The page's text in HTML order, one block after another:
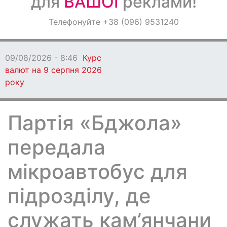
ОголошенняТелефонуйте +38 (096) 9531240
09/08/2026 - 8:46 Курс
валют на 9 серпня 2026
року
Партія «Бджола»
передала
мікроавтобус для
підрозділу, де
служать кам’янчани